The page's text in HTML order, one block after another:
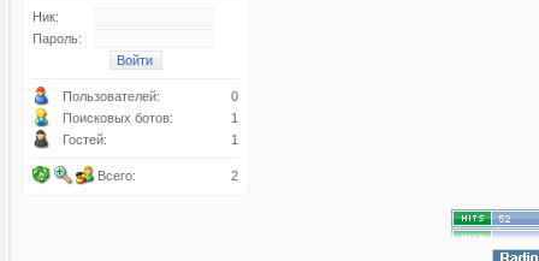
Ник:
Пароль:
Пользователей:
0
Поисковых ботов:
1
Гостей:
1
Всего: 2